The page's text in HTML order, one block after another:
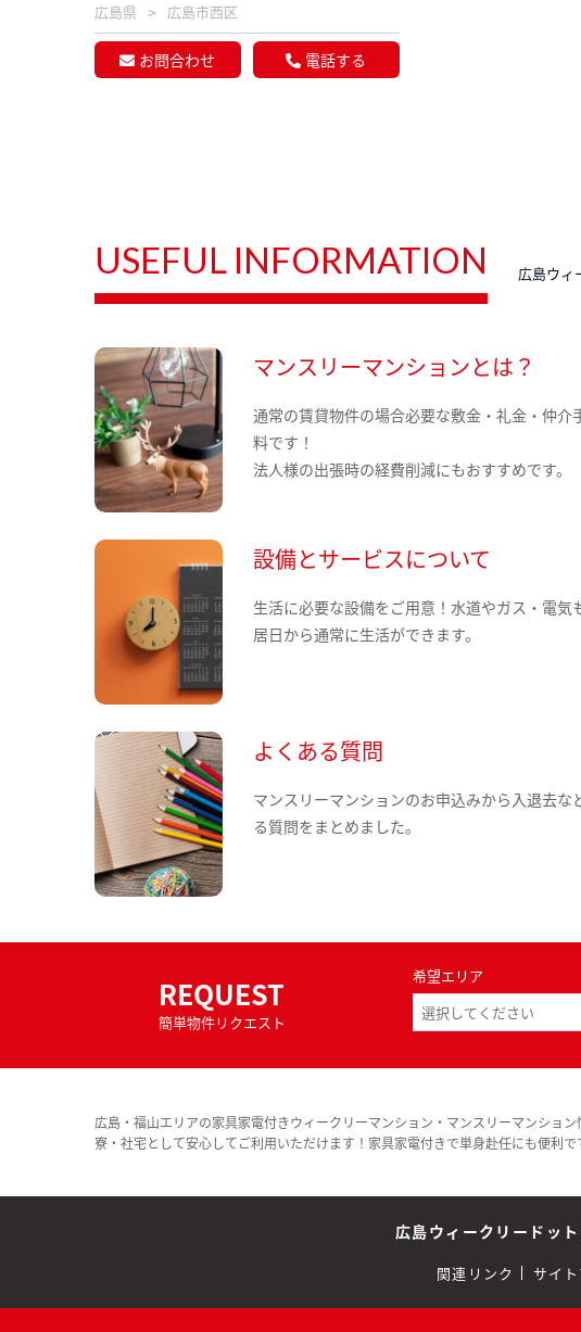
広島県 広島市西区
お問合わせ 電話する
USEFUL INFORMATION 広島ウィ
マンスリーマンションとは？
通常の賃貸物件の場合必要な敷金・礼金・仲介
料です！
法人様の出張時の経費削減にもおすすめです。
設備とサービスについて
生活に必要な設備をご用意！水道やガス・電気
居日から通常に生活ができます。
よくある質問
マンスリーマンションのお申込みから入退去な
る質問をまとめました。
REQUEST
簡単物件リクエスト
希望エリア
広島・福山エリアの家具家電付きウィークリーマンション・マンスリーマンショ
寮・社宅として安心してご利用いただけます！家具家電付きで単身赴任にも便利で
広島ウィークリードッ
関連リンク サイ